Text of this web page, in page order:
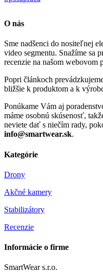
O nás
Sme nadšenci do nositeľnej
video segmentu. Snažíme sa
recenzie na našom webovom
Popri článkoch
bližšie k produktom a k
Ponúkame Vám aj
máme osobnú skúsenosť,
neviete dať s niečím rady,
info@smartwear.sk.
Kategórie
Drony
Akčné kamery
Stabilizátory
Recenzie
Informácie o firme
SmartWear s.r.o.